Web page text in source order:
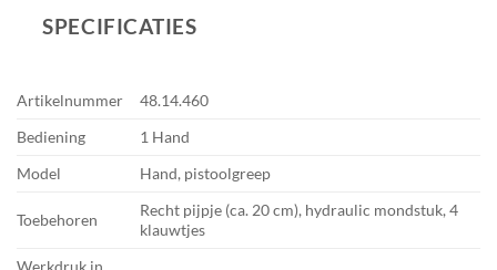
SPECIFICATIES
Artikelnummer
48.14.460
Bediening
1 Hand
Model
Hand, pistoolgreep
Toebehoren
Recht pijpje (ca. 20 cm), hydraulic mondstuk, 4
klauwtjes